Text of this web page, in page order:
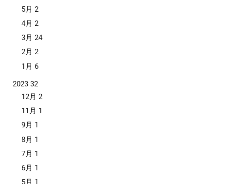
5月 2
4月 2
3月 24
2月 2
1月 6
2023 32
12月 2
11月 1
9月 1
8月 1
7月 1
6月 1
5月 1